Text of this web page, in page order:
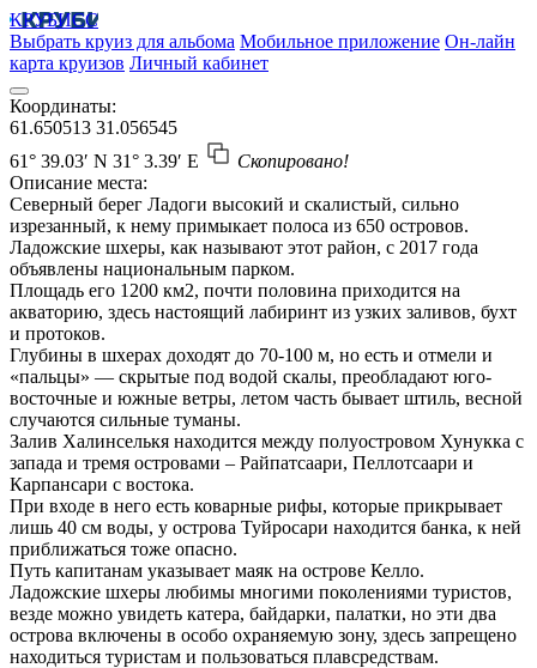
КРУБИСС
Выбрать круиз для альбома Мобильное приложение Он-лайн
карта круизов Личный кабинет
Координаты:
61.650513 31.056545
61° 39.03′ N 31° 3.39′ E
Скопировано!
Описание места:
Северный берег Ладоги высокий и скалистый, сильно
изрезанный, к нему примыкает полоса из 650 островов.
Ладожские шхеры, как называют этот район, с 2017 года
объявлены национальным парком.
Площадь его 1200 км2, почти половина приходится на
акваторию, здесь настоящий лабиринт из узких заливов, бухт
и протоков.
Глубины в шхерах доходят до 70-100 м, но есть и отмели и
«пальцы» — скрытые под водой скалы, преобладают юго-
восточные и южные ветры, летом часть бывает штиль, весной
случаются сильные туманы.
Залив Халинселькя находится между полуостровом Хунукка с
запада и тремя островами – Райпатсаари, Пеллотсаари и
Карпансари с востока.
При входе в него есть коварные рифы, которые прикрывает
лишь 40 см воды, у острова Туйросари находится банка, к ней
приближаться тоже опасно.
Путь капитанам указывает маяк на острове Келло.
Ладожские шхеры любимы многими поколениями туристов,
везде можно увидеть катера, байдарки, палатки, но эти два
острова включены в особо охраняемую зону, здесь запрещено
находиться туристам и пользоваться плавсредствам.